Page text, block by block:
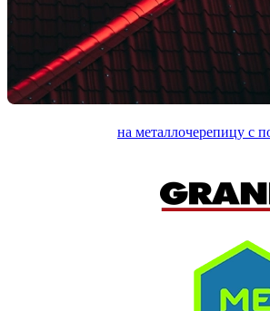
на металлочерепицу с